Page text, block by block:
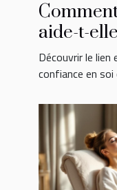
aide-t-
Découvrir le
confiance en